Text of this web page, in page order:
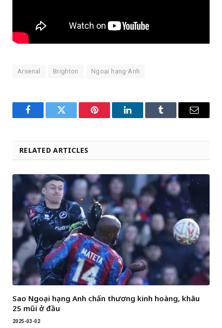
Arsenal Brighton Ngoại hạng Anh
FacebookTwitter Pinterest LinkedInTumblr Email
RELATED ARTICLES
Sao Ngoại hạng Anh chấn thương kinh hoàng, khâu
25 mũi ở đầu
2025-03-02